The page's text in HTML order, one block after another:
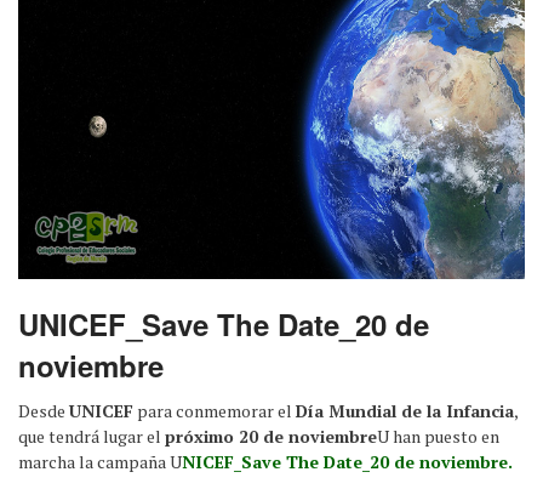
UNICEF_Save The Date_20 de
noviembre
Desde UNICEF para conmemorar el Día Mundial de la Infancia,
que tendrá lugar el próximo 20 de noviembreU han puesto en
marcha la campaña UNICEF_Save The Date_20 de noviembre.